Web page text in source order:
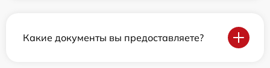
Какие документы вы предоставляете?